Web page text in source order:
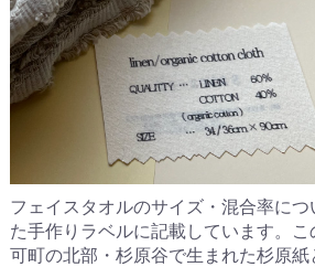
フェイスタオルのサイズ・混合率につ
た手作りラベルに記載しています。
可町の北部・杉原谷で生まれた杉原